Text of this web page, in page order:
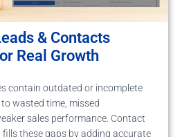
& Contacts
Real Growth
contain outdated or incomplete
wasted time, missed
sales performance. Contact
these gaps by adding accurate